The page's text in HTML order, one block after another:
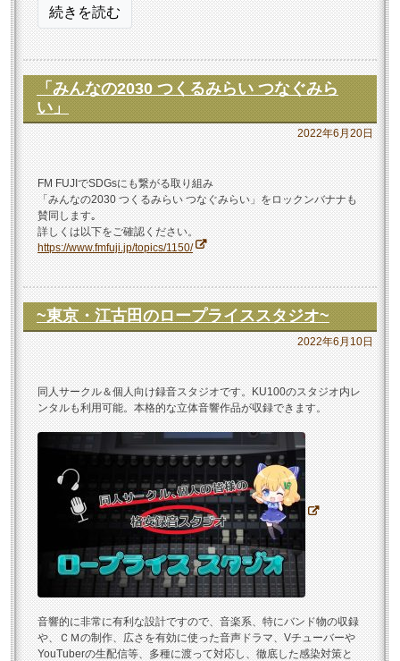
続きを読む “ロ
ッ
ク
ン
バ
ナ
ナ
1
ス
タ
ジ
オ
の
使
い
方
が
色々｡”
「みんなの2030 つくるみらい つなぐみら
い」
2022年6月20日
FM FUJIでSDGsにも繋がる取り組み
「みんなの2030 つくるみらい つなぐみらい」をロックンバナナも
賛同します｡
詳しくは以下をご確認ください。
https://www.fmfuji.jp/topics/1150/
~東京・江古田のロープライススタジオ~
2022年6月10日
同人サークル＆個人向け録音スタジオです。KU100のスタジオ内レ
ンタルも利用可能。本格的な立体音響作品が収録できます。
音響的に非常に有利な設計ですので、音楽系、特にバンド物の収録
や、ＣＭの制作、広さを有効に使った音声ドラマ、Vチューバーや
YouTuberの生配信等、多種に渡って対応し、徹底した感染対策と